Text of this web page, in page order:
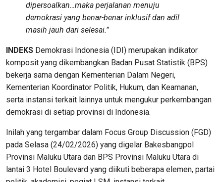
dipersoalkan…maka perjalanan menuju
demokrasi yang benar-benar inklusif dan adil
masih jauh dari selesai.”
INDEKS Demokrasi Indonesia (IDI) merupakan indikator
komposit yang dikembangkan Badan Pusat Statistik (BPS)
bekerja sama dengan Kementerian Dalam Negeri,
Kementerian Koordinator Politik, Hukum, dan Keamanan,
serta instansi terkait lainnya untuk mengukur perkembangan
demokrasi di setiap provinsi di Indonesia.
Inilah yang tergambar dalam Focus Group Discussion (FGD)
pada Selasa (24/02/2026) yang digelar Bakesbangpol
Provinsi Maluku Utara dan BPS Provinsi Maluku Utara di
lantai 3 Hotel Boulevard yang diikuti beberapa elemen, partai